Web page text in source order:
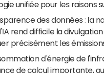
unifiée pour les raisons
des données : la
rend difficile la
précisément les
d'énergie de
de calcul importante,